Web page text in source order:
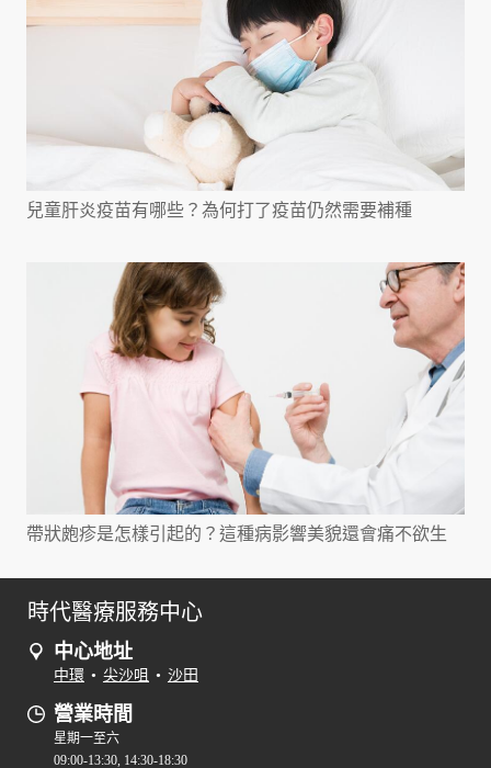
兒童肝炎疫苗有哪些？為何打了疫苗仍然需要補種
帶狀皰疹是怎樣引起的？這種病影響美貌還會痛不欲生
時代醫療服務中心
中心地址
中環 • 尖沙咀 • 沙田
營業時間
星期一至六
09:00-13:30, 14:30-18:30